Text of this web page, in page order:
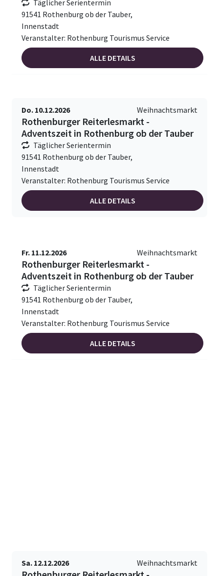
Täglicher Serientermin
91541 Rothenburg ob der Tauber,
Innenstadt
Veranstalter: Rothenburg Tourismus Service
ALLE DETAILS
Do. 10.12.2026 Weihnachtsmarkt
Rothenburger Reiterlesmarkt -
Adventszeit in Rothenburg ob der Tauber
Täglicher Serientermin
91541 Rothenburg ob der Tauber,
Innenstadt
Veranstalter: Rothenburg Tourismus Service
ALLE DETAILS
Fr. 11.12.2026 Weihnachtsmarkt
Rothenburger Reiterlesmarkt -
Adventszeit in Rothenburg ob der Tauber
Täglicher Serientermin
91541 Rothenburg ob der Tauber,
Innenstadt
Veranstalter: Rothenburg Tourismus Service
ALLE DETAILS
Sa. 12.12.2026 Weihnachtsmarkt